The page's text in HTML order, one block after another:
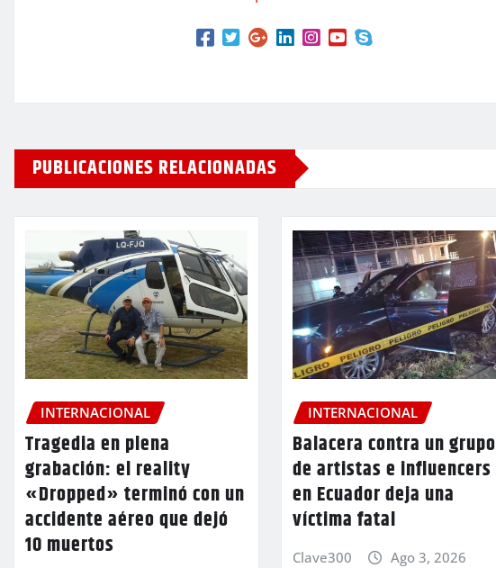
PUBLICACIONES RELACIONADAS
INTERNACIONAL
Tragedia en plena
grabación: el reality
«Dropped» terminó con un
accidente aéreo que dejó
10 muertos
INTERNACIONAL
Balacera contra un grupo
de artistas e influencers
en Ecuador deja una
víctima fatal
Clave300 Ago 3, 2026